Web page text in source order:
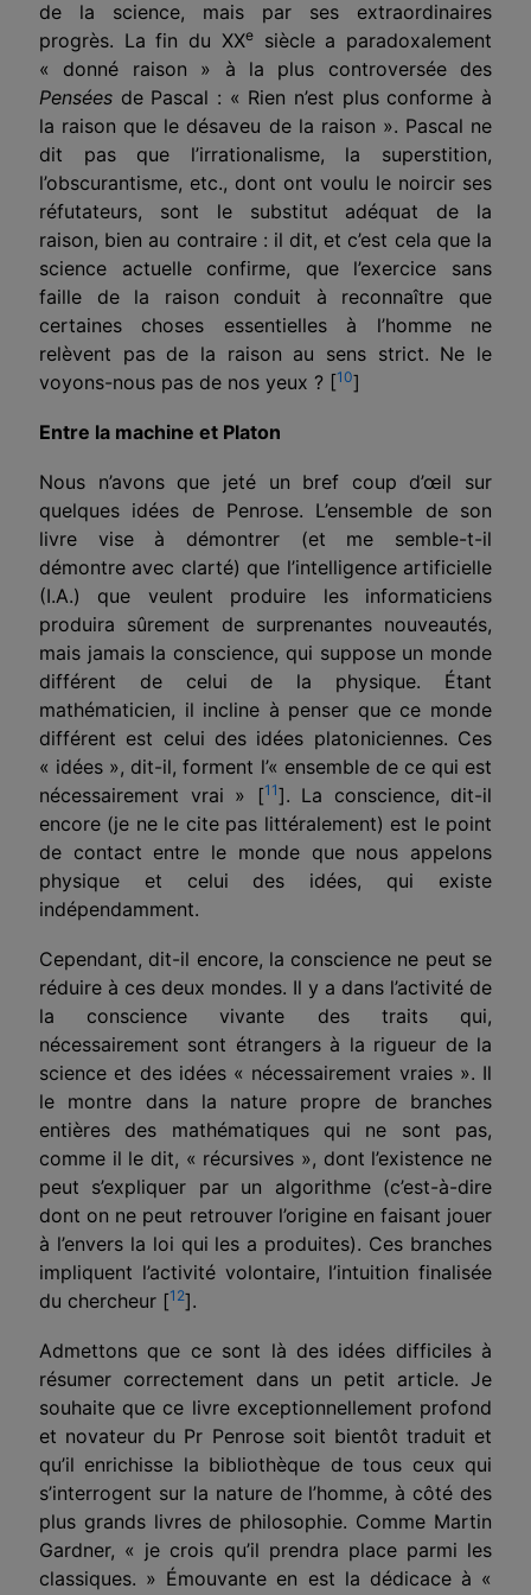
de la science, mais par ses extraordinaires
progrès. La fin du XXesiècle a paradoxalement
« donné raison » à la plus controversée des
Pensées de Pascal : « Rien n’est plus conforme à
la raison que le désaveu de la raison ». Pascal ne
dit pas que l’irrationalisme, la superstition,
l’obscurantisme, etc., dont ont voulu le noircir ses
réfutateurs, sont le substitut adéquat de la
raison, bien au contraire : il dit, et c’est cela que la
science actuelle confirme, que l’exercice sans
faille de la raison conduit à reconnaître que
certaines choses essentielles à l’homme ne
relèvent pas de la raison au sens strict. Ne le
voyons-nous pas de nos yeux ? [10]
Entre la machine et Platon
Nous n’avons que jeté un bref coup d’œil sur
quelques idées de Penrose. L’ensemble de son
livre vise à démontrer (et me semble-t-il
démontre avec clarté) que l’intelligence artificielle
(I.A.) que veulent produire les informaticiens
produira sûrement de surprenantes nouveautés,
mais jamais la conscience, qui suppose un monde
différent de celui de la physique. Étant
mathématicien, il incline à penser que ce monde
différent est celui des idées platoniciennes. Ces
« idées », dit-il, forment l’« ensemble de ce qui est
nécessairement vrai » [11]. La conscience, dit-il
encore (je ne le cite pas littéralement) est le point
de contact entre le monde que nous appelons
physique et celui des idées, qui existe
indépendamment.
Cependant, dit-il encore, la conscience ne peut se
réduire à ces deux mondes. Il y a dans l’activité de
la conscience vivante des traits qui,
nécessairement sont étrangers à la rigueur de la
science et des idées « nécessairement vraies ». Il
le montre dans la nature propre de branches
entières des mathématiques qui ne sont pas,
comme il le dit, « récursives », dont l’existence ne
peut s’expliquer par un algorithme (c’est-à-dire
dont on ne peut retrouver l’origine en faisant jouer
à l’envers la loi qui les a produites). Ces branches
impliquent l’activité volontaire, l’intuition finalisée
du chercheur [12].
Admettons que ce sont là des idées difficiles à
résumer correctement dans un petit article. Je
souhaite que ce livre exceptionnellement profond
et novateur du Pr Penrose soit bientôt traduit et
qu’il enrichisse la bibliothèque de tous ceux qui
s’interrogent sur la nature de l’homme, à côté des
plus grands livres de philosophie. Comme Martin
Gardner, « je crois qu’il prendra place parmi les
classiques. » Émouvante en est la dédicace à «